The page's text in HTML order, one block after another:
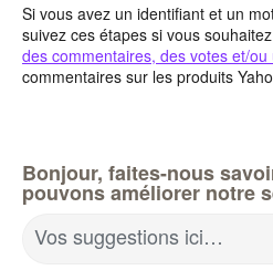
Si vous avez un identifiant et un
suivez ces étapes si vous souhaitez
des commentaires, des votes et/ou
commentaires sur les produits
Bonjour, faites-nous
pouvons améliorer notre
Vos suggestions ici…